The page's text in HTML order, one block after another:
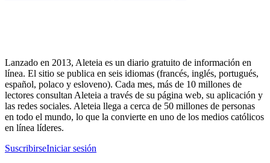
Lanzado en 2013, Aleteia es un diario gratuito de información en
línea. El sitio se publica en seis idiomas (francés, inglés, portugués,
español, polaco y esloveno). Cada mes, más de 10 millones de
lectores consultan Aleteia a través de su página web, su aplicación y
las redes sociales. Aleteia llega a cerca de 50 millones de personas
en todo el mundo, lo que la convierte en uno de los medios católicos
en línea líderes.
SuscribirseIniciar sesión